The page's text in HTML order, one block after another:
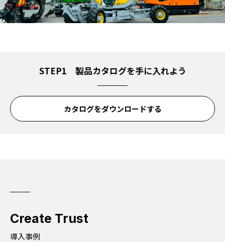
STEP1 製品カタログを手に入れよう
カタログをダウンロードする
Create Trust
導入事例